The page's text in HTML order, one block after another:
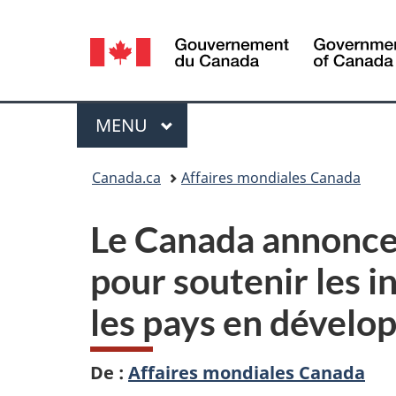
Sélection
de
la
langue
Menu
MENU PRINCIPAL
Canada.ca Affaires mondiales Canada
Le Canada
pour soutenir les
les pays en
De : Affaires mondiales Canada